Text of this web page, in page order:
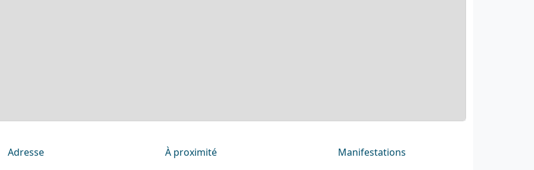
Adresse À proximité Manifestations